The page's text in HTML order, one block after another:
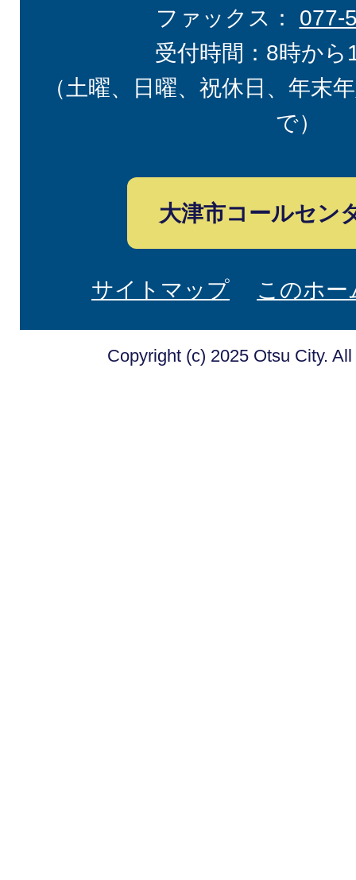
ファックス： 077-
受付時間：8時から
（土曜、日曜、祝休日、年末
で）
大津市コールセン
サイトマップ このホ
Copyright (c) 2025 Otsu City.